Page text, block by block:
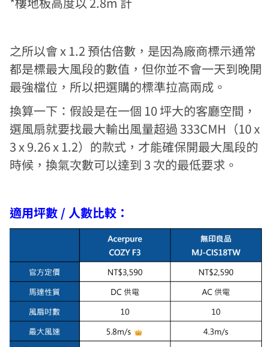
之所以會 x 1.2 預估倍數，是因為廠商標示通常
都是標最大風段的數值，但你並不會一天到晚開
最強檔位，所以把選購的標準拉高兩成。
換算一下：假設是在一個 10 坪大的客廳空間，
選風扇就要找最大輸出風量超過 333CMH（10 x
3 x 9.26 x 1.2）的款式，才能確保開最大風段的
時候，換氣次數可以達到 3 次的最低要求。
適用坪數 / 人數比較：